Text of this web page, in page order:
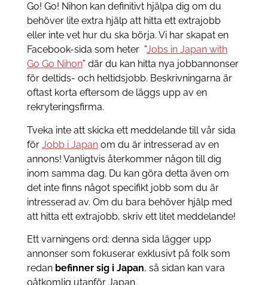
Go! Go! Nihon kan definitivt hjälpa dig om du
behöver lite extra hjälp att hitta ett extrajobb
eller inte vet hur du ska börja. Vi har skapat en
Facebook-sida som heter ”Jobs in Japan with
Go Go Nihon” där du kan hitta nya jobbannonser
för deltids- och heltidsjobb. Beskrivningarna är
oftast korta eftersom de läggs upp av en
rekryteringsfirma.
Tveka inte att skicka ett meddelande till vår sida
för Jobb i Japanom du är intresserad av en
annons! Vanligtvis återkommer någon till dig
inom samma dag. Du kan göra detta även om
det inte finns något specifikt jobb som du är
intresserad av. Om du bara behöver hjälp med
att hitta ett extrajobb, skriv ett litet meddelande!
Ett varningens ord: denna sida lägger upp
annonser som fokuserar exklusivt på folk som
redan befinner sig i Japan, så sidan kan vara
oåtkomlig utanför Japan.